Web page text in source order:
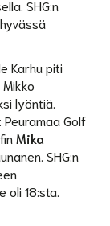
SHG:n
Karhu piti
lyöntiä.
Golf
Mika
SHG:n
oli 18:sta.